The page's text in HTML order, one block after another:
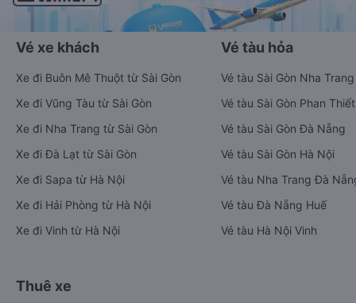
Vé xe khách
Xe đi Buôn Mê Thuột từ Sài Gòn
Xe đi Vũng Tàu từ Sài Gòn
Xe đi Nha Trang từ Sài Gòn
Xe đi Đà Lạt từ Sài Gòn
Xe đi Sapa từ Hà Nội
Xe đi Hải Phòng từ Hà Nội
Xe đi Vinh từ Hà Nội
Vé tàu hỏa
Vé tàu Sài Gòn Nha Trang
Vé tàu Sài Gòn Phan Thiết
Vé tàu Sài Gòn Đà Nẵng
Vé tàu Sài Gòn Hà Nội
Vé tàu Nha Trang Đà
Vé tàu Đà Nẵng Huế
Vé tàu Hà Nội Vinh
Thuê xe